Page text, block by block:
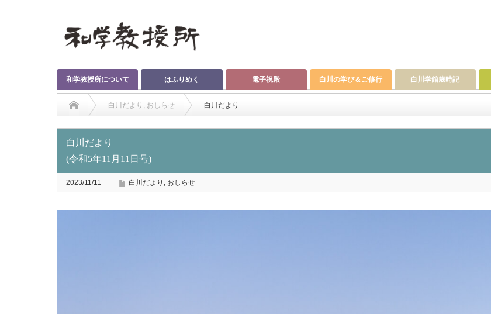
和学教授所について はふりめく 電子祝殿 白川の学び＆ご修行 白川学館歳時記
白川だより , おしらせ 白川だより
(令和5年11月11日号)
白川だより
(令和5年11月11日号)
2023/11/11 白川だより , おしらせ